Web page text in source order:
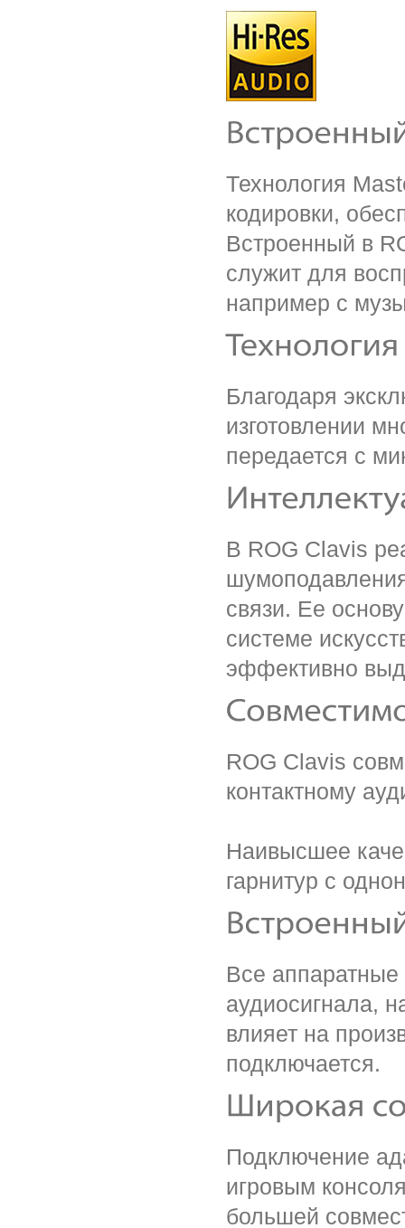
Технология
кодировки,
Встроенный в
служит для
например с
Благодаря
изготовлении
передается с
В ROG Clavis
связи. Ее
системе
эффективно
ROG Clavis
контактному
Наивысшее
гарнитур с
Все
аудиосигнала,
влияет на
подключается.
Подключение
игровым
большей